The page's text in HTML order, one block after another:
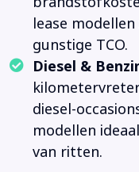
lease
gunstige TCO.
Diesel &
diesel-
modellen
van ritten.